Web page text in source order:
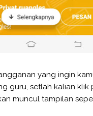
yang ingin
guru, setlah kalian klik
muncul tampilan